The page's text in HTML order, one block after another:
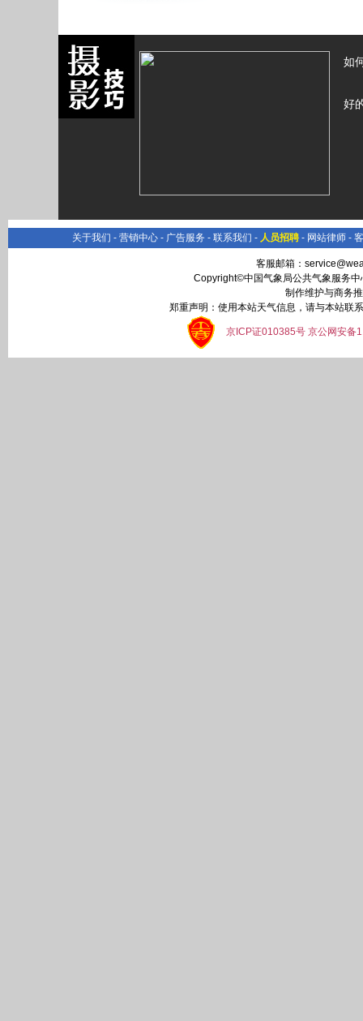
如
好
关于我们 - 营销中心 - 广告服务 - 联系我们 - 人员招聘 - 网站律师 -
客服邮箱：
Copyright©中国气象局公共气象服务
制作维护与商务
郑重声明：使用本站天气信息，请与本站联
京ICP证010385号 京公网安备